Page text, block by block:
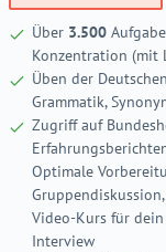
Über 3.500
Konzentration (mit
Üben der
Grammatik,
Zugriff auf
Optimale
Video-Kurs für
Interview